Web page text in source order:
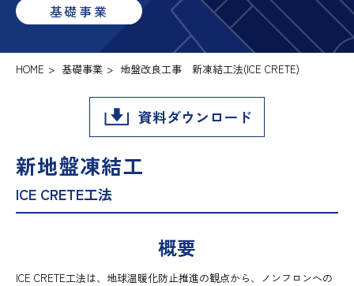
基礎事業
HOME > 基礎事業 > 地盤改良工事 新凍結工法(ICE CRETE)
資料ダウンロード
新地盤凍結工
ICE CRETE工法
概要
ICE CRETE工法は、地球温暖化防止推進の観点から、ノンフロンへの